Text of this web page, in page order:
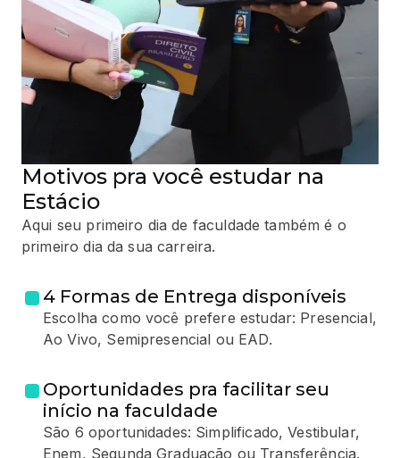
Motivos pra você estudar na
Estácio
Aqui seu primeiro dia de faculdade também é o
primeiro dia da sua carreira.
4 Formas de Entrega disponíveis
Escolha como você prefere estudar: Presencial,
Ao Vivo, Semipresencial ou EAD.
Oportunidades pra facilitar seu
início na faculdade
São 6 oportunidades: Simplificado, Vestibular,
Enem, Segunda Graduação ou Transferência.